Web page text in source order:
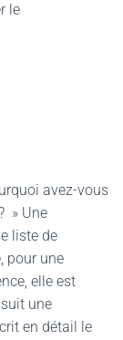
le
avez-vous
» Une
liste de
pour une
elle est
une
en détail le